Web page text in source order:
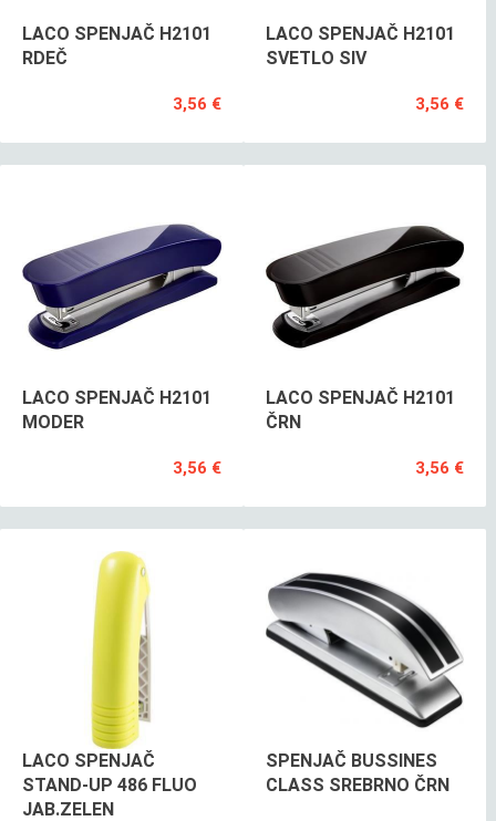
LACO SPENJAČ H2101
RDEČ
3,56 €
LACO SPENJAČ H2101
SVETLO SIV
3,56 €
LACO SPENJAČ H2101
MODER
3,56 €
LACO SPENJAČ H2101
ČRN
3,56 €
LACO SPENJAČ
STAND-UP 486 FLUO
JAB.ZELEN
SPENJAČ BUSSINES
CLASS SREBRNO ČRN